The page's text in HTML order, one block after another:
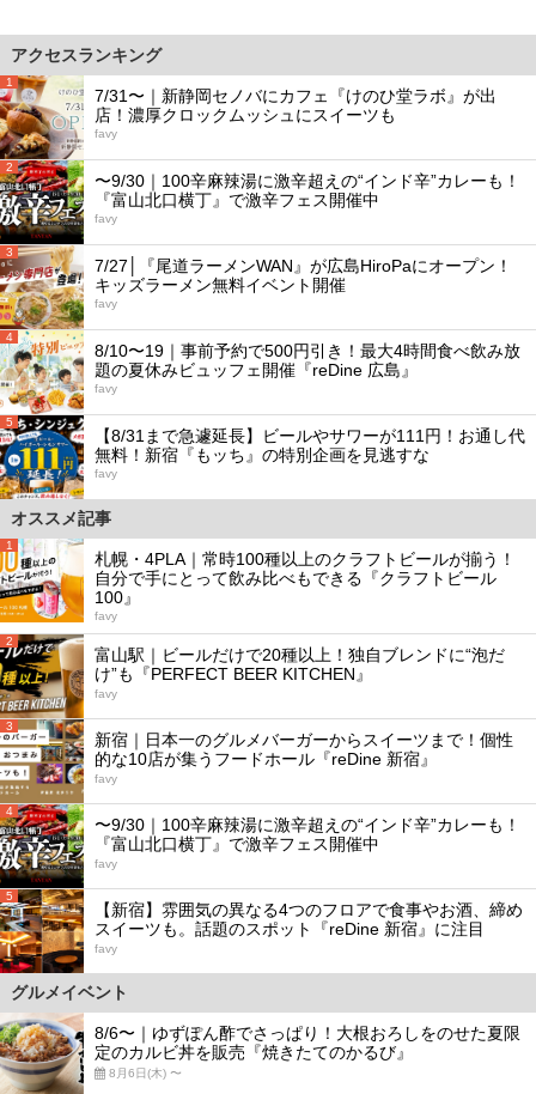
アクセスランキング
1
7/31〜｜新静岡セノバにカフェ『けのひ堂ラボ』が出
店！濃厚クロックムッシュにスイーツも
favy
2
〜9/30｜100辛麻辣湯に激辛超えの“インド辛”カレーも！
『富山北口横丁』で激辛フェス開催中
favy
3
7/27│『尾道ラーメンWAN』が広島HiroPaにオープン！
キッズラーメン無料イベント開催
favy
4
8/10〜19｜事前予約で500円引き！最大4時間食べ飲み放
題の夏休みビュッフェ開催『reDine 広島』
favy
5
【8/31まで急遽延長】ビールやサワーが111円！お通し代
無料！新宿『もッち』の特別企画を見逃すな
favy
オススメ記事
1
札幌・4PLA｜常時100種以上のクラフトビールが揃う！
自分で手にとって飲み比べもできる『クラフトビール
100』
favy
2
富山駅｜ビールだけで20種以上！独自ブレンドに“泡だ
け”も『PERFECT BEER KITCHEN』
favy
3
新宿｜日本一のグルメバーガーからスイーツまで！個性
的な10店が集うフードホール『reDine 新宿』
favy
4
〜9/30｜100辛麻辣湯に激辛超えの“インド辛”カレーも！
『富山北口横丁』で激辛フェス開催中
favy
5
【新宿】雰囲気の異なる4つのフロアで食事やお酒、締め
スイーツも。話題のスポット『reDine 新宿』に注目
favy
グルメイベント
8/6〜｜ゆずぽん酢でさっぱり！大根おろしをのせた夏限
定のカルビ丼を販売『焼きたてのかるび』
8月6日(木) 〜